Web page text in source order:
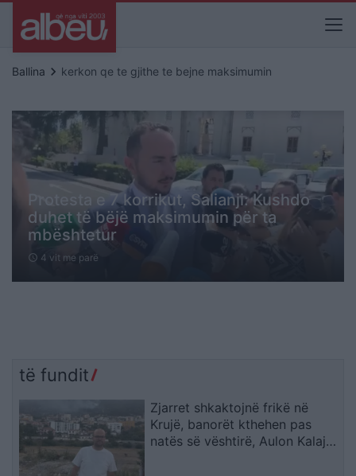
Ballina keyboard_arrow_right kerkon qe te gjithe te bejne maksimumin
Protesta e 7 korrikut, Salianji: Kushdo
duhet të bëjë maksimumin për ta
mbështetur
schedule 4 vit me parë
të fundit
Zjarret shkaktojnë frikë në
Krujë, banorët kthehen pas
natës së vështirë, Aulon Kalaja: